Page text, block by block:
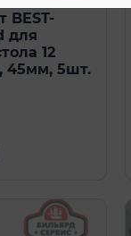
BEST-
для
12
45мм, 5шт.